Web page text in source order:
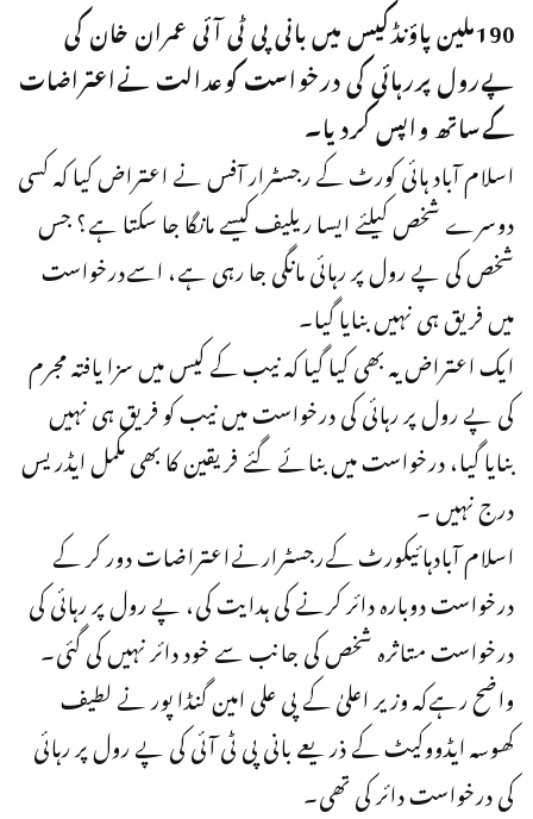
190ملین پاؤنڈکیس میں بانی پی ٹی آئی عمران خان کی
پےرول پررہائی کی درخواست کوعدالت نےاعتراضات
کےساتھ واپس کردیا۔
اسلام آباد ہائی کورٹ کے رجسٹرار آفس نے اعتراض کیا کہ کسی
دوسرے شخص کیلئے ایسا ریلیف کیسے مانگا جا سکتا ہے؟ جس
شخص کی پے رول پر رہائی مانگی جا رہی ہے، اسےدرخواست
میں فریق ہی نہیں بنایا گیا۔
ایک اعتراض یہ بھی کیا گیا کہ نیب کے کیس میں سزا یافتہ مجرم
کی پے رول پر رہائی کی درخواست میں نیب کو فریق ہی نہیں
بنایا گیا، درخواست میں بنائے گئے فریقین کا بھی مکمل ایڈریس
درج نہیں ۔
اسلام آبادہائیکورٹ کےرجسٹرارنےاعتراضات دور کر کے
درخواست دوبارہ دائر کرنے کی ہدایت کی، پے رول پر رہائی کی
درخواست متاثرہ شخص کی جانب سے خود دائر نہیں کی گئی۔
واضح رہےکہ وزیر اعلیٰ کے پی علی امین گنڈا پور نے لطیف
کھوسہ ایڈووکیٹ کے ذریعے بانی پی ٹی آئی کی پے رول پر رہائی
کی درخواست دائر کی تھی۔